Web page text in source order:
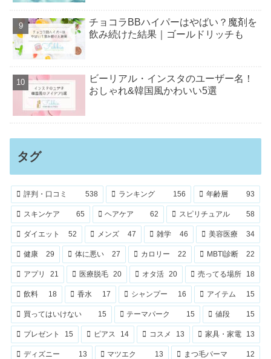
チョコラBBハイパーはやばい？魔剤を
飲み続けた結果｜ゴールドリッチも
ビーリアル・インスタのユーザー名！
おしゃれ&韓国風かわいい5選
タグ
評判・口コミ 538 ランキング 156 年齢層 93
スキンケア 65 ヘアケア 62 スピリチュアル 58
ダイエット 52 メンズ 47 雑学 46 美容医療 34
健康 29 体に悪い 27 カロリー 22 MBTI診断 22
アプリ 21 医療脱毛 20 オタ活 20 売ってる場所 18
飲料 18 香水 17 シャンプー 16 アイテム 15
買ってはいけない 15 テーマパーク 15 値段 15
プレゼント 15 ピアス 14 コスメ 13 家具・家電 13
ディズニー 13 マツエク 13 まつ毛パーマ 12